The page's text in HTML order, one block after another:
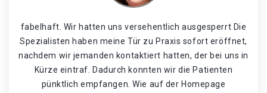
fabelhaft. Wir hatten uns versehentlich ausgesperrt Die
Spezialisten haben meine Tür zu Praxis sofort eröffnet,
nachdem wir jemanden kontaktiert hatten, der bei uns in
Kürze eintraf. Dadurch konnten wir die Patienten
pünktlich empfangen. Wie auf der Homepage